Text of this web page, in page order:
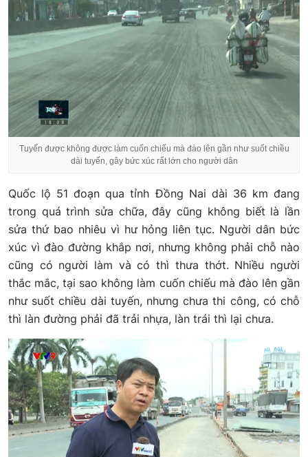
Tuyến được không được làm cuốn chiếu mà đào lên gần như suốt chiều
dài tuyến, gây bức xúc rất lớn cho người dân
Quốc lộ 51 đoạn qua tỉnh Đồng Nai dài 36 km đang
trong quá trình sửa chữa, đây cũng không biết là lần
sửa thứ bao nhiêu vì hư hỏng liên tục. Người dân bức
xúc vì đào đường khắp nơi, nhưng không phải chỗ nào
cũng có người làm và có thì thưa thớt. Nhiều người
thắc mắc, tại sao không làm cuốn chiếu mà đào lên gần
như suốt chiều dài tuyến, nhưng chưa thi công, có chỗ
thì làn đường phải đã trải nhựa, làn trái thì lại chưa.